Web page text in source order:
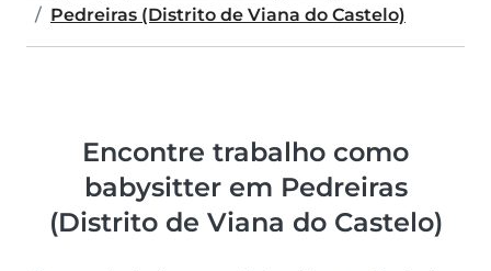
Pedreiras (Distrito de Viana do Castelo)
Encontre trabalho como
babysitter em Pedreiras
(Distrito de Viana do Castelo)